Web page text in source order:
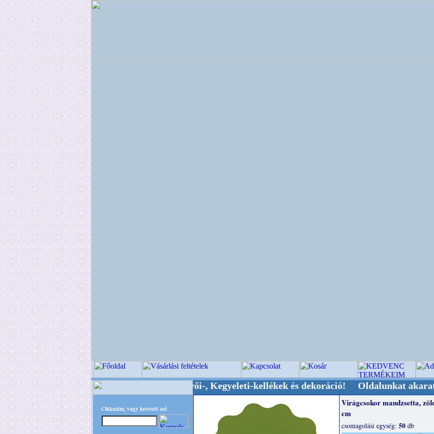
Cikkszám, vagy keresett szó
Minőségi Virágkötészeti-, Esküvői-, Kegyeleti-kellékek és dekoráció! Oldalunkat akarattal
Virágcsokor mandzsetta,
cm
csomagolási egység: 50 db